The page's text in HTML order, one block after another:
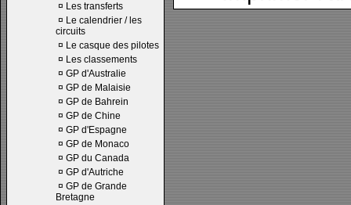
¤ Les transferts
¤ Le calendrier / les
circuits
¤ Le casque des pilotes
¤ Les classements
¤ GP d'Australie
¤ GP de Malaisie
¤ GP de Bahrein
¤ GP de Chine
¤ GP d'Espagne
¤ GP de Monaco
¤ GP du Canada
¤ GP d'Autriche
¤ GP de Grande
Bretagne